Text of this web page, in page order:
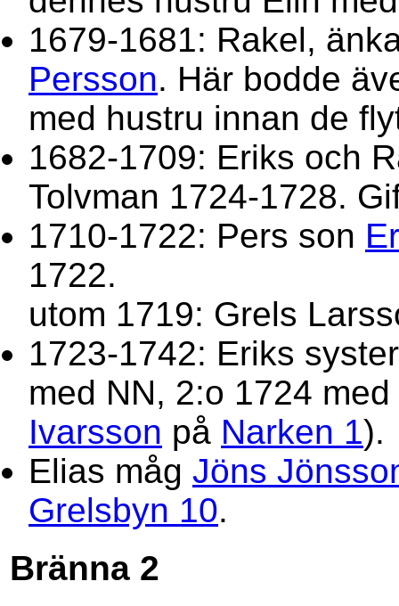
1679-1681: Rakel,
Persson. Här bodde
med hustru innan de
1682-1709: Eriks och
Tolvman 1724-1728.
1710-1722: Pers son
1722.
utom 1719: Grels
1723-1742: Eriks
med NN, 2:o 1724 med
Ivarsson på Narken 1).
Elias måg Jöns
Grelsbyn 10.
Bränna 2